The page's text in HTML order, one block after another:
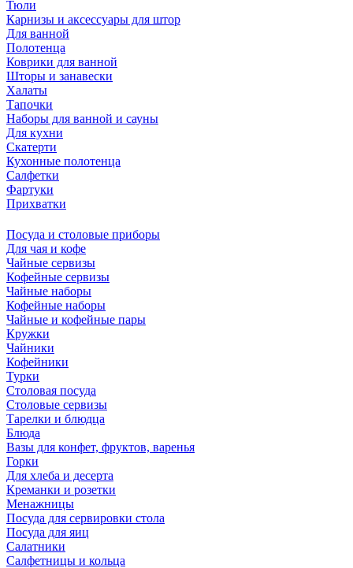
Тюли
Карнизы и аксессуары для штор
Для ванной
Полотенца
Коврики для ванной
Шторы и занавески
Халаты
Тапочки
Наборы для ванной и сауны
Для кухни
Скатерти
Кухонные полотенца
Салфетки
Фартуки
Прихватки
Посуда и столовые приборы
Для чая и кофе
Чайные сервизы
Кофейные сервизы
Чайные наборы
Кофейные наборы
Чайные и кофейные пары
Кружки
Чайники
Кофейники
Турки
Столовая посуда
Столовые сервизы
Тарелки и блюдца
Блюда
Вазы для конфет, фруктов, варенья
Горки
Для хлеба и десерта
Креманки и розетки
Менажницы
Посуда для сервировки стола
Посуда для яиц
Салатники
Салфетницы и кольца